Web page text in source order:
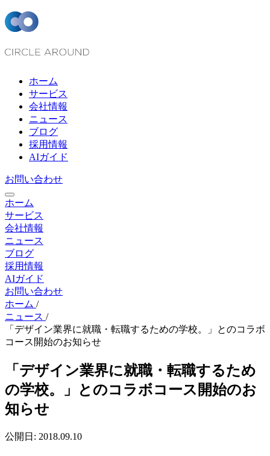
ホーム
サービス
会社情報
ニュース
ブログ
採用情報
AIガイド
お問い合わせ
ホーム
サービス
会社情報
ニュース
ブログ
採用情報
AIガイド
お問い合わせ
ホーム /
ニュース /
「デザイン業界に就職・転職するための学校。」とのコラボ
コース開始のお知らせ
「デザイン業界に就職・転職するため
の学校。」とのコラボコース開始のお
知らせ
公開日: 2018.09.10